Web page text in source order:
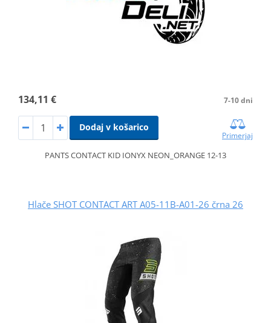
134,11 € 7-10 dni
Dodaj v košarico
Primerjaj
PANTS CONTACT KID IONYX NEON_ORANGE 12-13
Hlače SHOT CONTACT ART A05-11B-A01-26 črna 26